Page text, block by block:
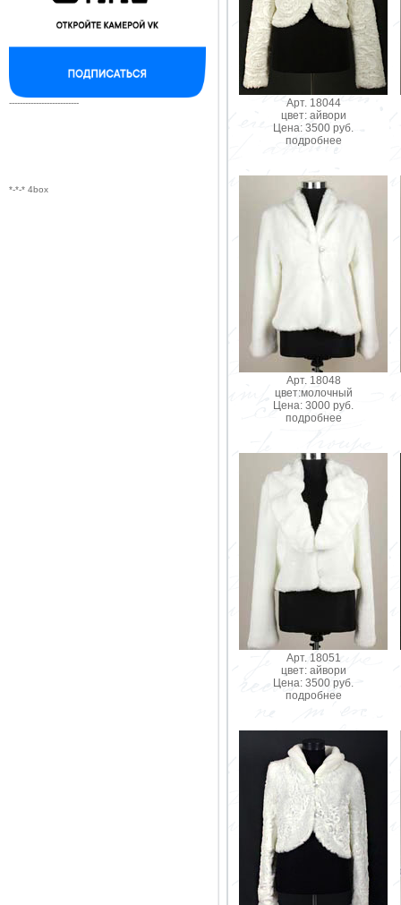
--------------------------
*-*-* 4box
Арт. 18044
цвет: айвори
Цена: 3500 руб.
подробнее
Арт. 18048
цвет:молочный
Цена: 3000 руб.
подробнее
Арт. 18051
цвет: айвори
Цена: 3500 руб.
подробнее